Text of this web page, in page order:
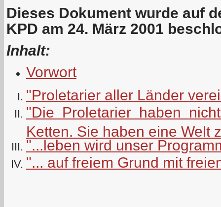
Dieses Dokument wurde auf
KPD am 24. März 2001
Inhalt:
Vorwort
"Proletarier aller Länder
"Die Proletarier haben
Ketten. Sie haben eine Welt
"...leben wird unser
"... auf freiem Grund mit